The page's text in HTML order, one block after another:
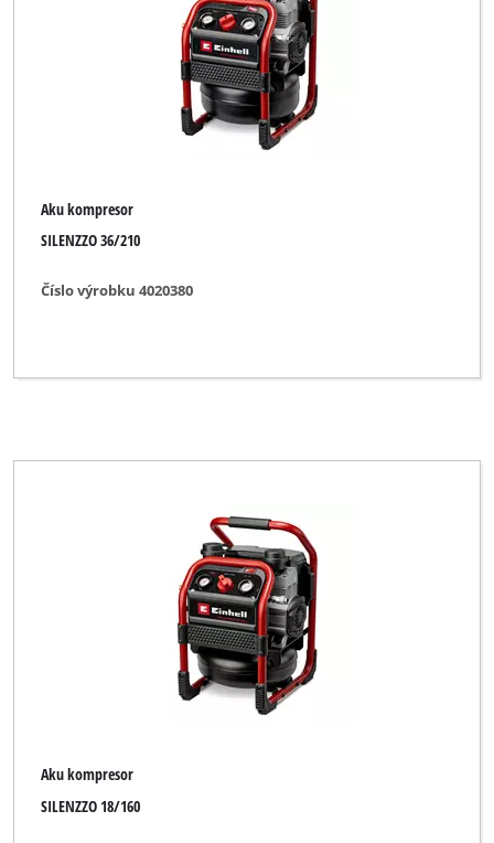
Einhell Expert
Einhell Professional
Ozito
Aku kompresor
SILENZZO 36/210
Číslo výrobku 4020380
Aku kompresor
SILENZZO 18/160